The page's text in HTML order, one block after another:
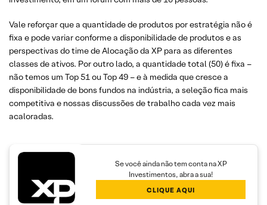
Vale reforçar que a quantidade de produtos por estratégia não é
fixa e pode variar conforme a disponibilidade de produtos e as
perspectivas do time de Alocação da XP para as diferentes
classes de ativos. Por outro lado, a quantidade total (50) é fixa –
não temos um Top 51 ou Top 49 – e à medida que cresce a
disponibilidade de bons fundos na indústria, a seleção fica mais
competitiva e nossas discussões de trabalho cada vez mais
acaloradas.
Se você ainda não tem conta na XP
Investimentos, abra a sua!
CLIQUE AQUI